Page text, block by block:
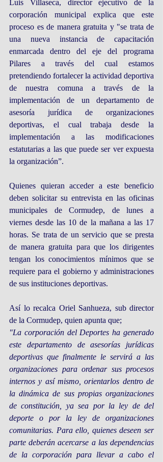
Luis Villaseca, director ejecutivo de la
corporación municipal explica que este
proceso es de manera gratuita y "se trata de
una nueva instancia de capacitación
enmarcada dentro del eje del programa
Pilares a través del cual estamos
pretendiendo fortalecer la actividad deportiva
de nuestra comuna a través de la
implementación de un departamento de
asesoría jurídica de organizaciones
deportivas, el cual trabaja desde la
implementación a las modificaciones
estatutarias a las que puede ser ver expuesta
la organización”.
Quienes quieran acceder a este beneficio
deben solicitar su entrevista en las oficinas
municipales de Cormudep, de lunes a
viernes desde las 10 de la mañana a las 17
horas. Se trata de un servicio que se presta
de manera gratuita para que los dirigentes
tengan los conocimientos mínimos que se
requiere para el gobierno y administraciones
de sus instituciones deportivas.
Así lo recalca Oriel Sanhueza, sub director
de la Cormudep, quien apunta que;
"La corporación del Deportes ha generado
este departamento de asesorías jurídicas
deportivas que finalmente le servirá a las
organizaciones para ordenar sus procesos
internos y así mismo, orientarlos dentro de
la dinámica de sus propias organizaciones
de constitución, ya sea por la ley de del
deporte o por la ley de organizaciones
comunitarias. Para ello, quienes deseen ser
parte deberán acercarse a las dependencias
de la corporación para llevar a cabo el